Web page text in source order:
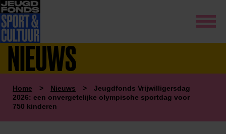
NIEUWS
Home > Nieuws >
Jeugdfonds Vrijwilligersdag
2026: een onvergetelijke olympische sportdag voor
750 kinderen